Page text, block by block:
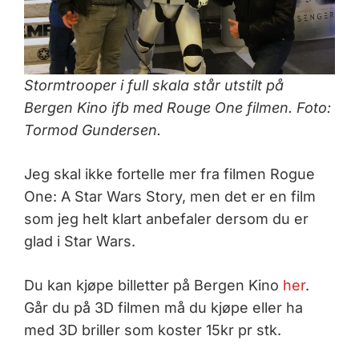
Stormtrooper i full skala står utstilt på
Bergen Kino ifb med Rouge One filmen. Foto:
Tormod Gundersen.
Jeg skal ikke fortelle mer fra filmen Rogue
One: A Star Wars Story, men det er en film
som jeg helt klart anbefaler dersom du er
glad i Star Wars.
Du kan kjøpe billetter på Bergen Kino her.
Går du på 3D filmen må du kjøpe eller ha
med 3D briller som koster 15kr pr stk.